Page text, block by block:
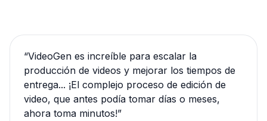
“VideoGen es increíble para escalar la
producción de videos y mejorar los tiempos de
entrega... ¡El complejo proceso de edición de
video, que antes podía tomar días o meses,
ahora toma minutos!”